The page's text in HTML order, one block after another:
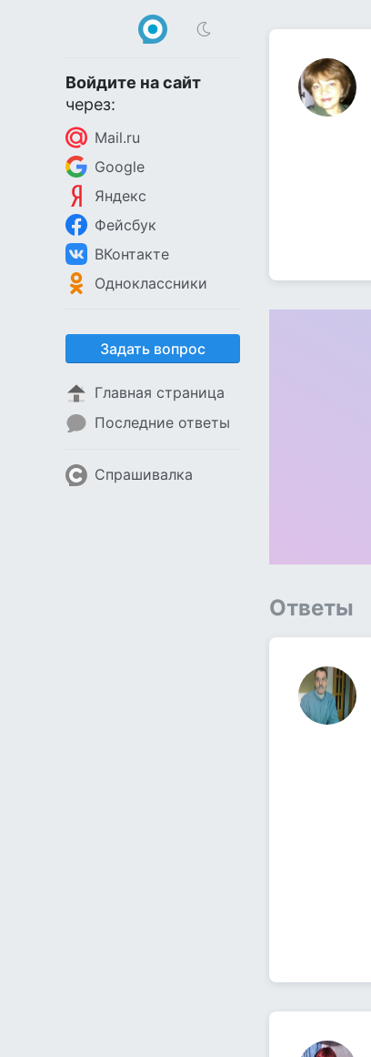
Войдите на сайт
через:
Mail.ru
Google
Яндекс
Фейсбук
ВКонтакте
Одноклассники
Задать вопрос
Главная страница
Последние ответы
Спрашивалка
Ответы